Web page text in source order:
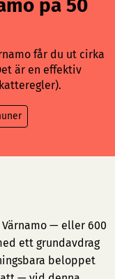
på 50
får du ut cirka
är en effektiv
— eller 600
ett grundavdrag
beloppet